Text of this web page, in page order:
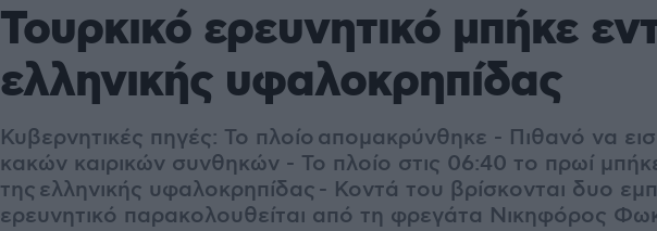
Τουρκικό ερευνητικό μπήκε
ελληνικής υφαλοκρηπίδας
Κυβερνητικές πηγές: To πλοίο απομακρύνθηκε - Πιθανό να
κακών καιρικών συνθηκών - Το πλοίο στις 06:40 το πρωί
της ελληνικής υφαλοκρηπίδας - Κοντά του βρίσκονται δυο
ερευνητικό παρακολουθείται από τη φρεγάτα Νικηφόρος